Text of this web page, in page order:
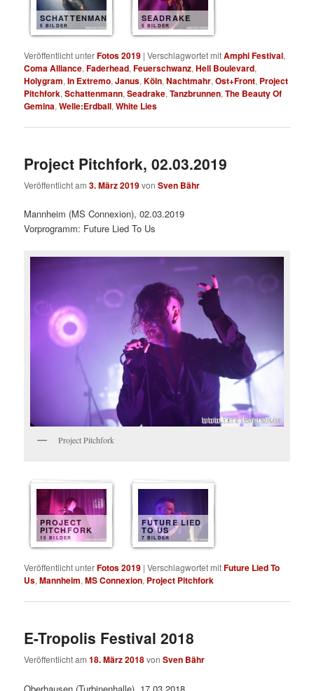
SCHATTENMANN
5 BILDER
SEADRAKE
5 BILDER
Veröffentlicht unterFotos 2019 |Verschlagwortet mitAmphi Festival,
Coma Alliance,Faderhead,Feuerschwanz,Hell Boulevard,
Holygram,In Extremo,Janus,Köln,Nachtmahr,Ost+Front, Project
Pitchfork,Schattenmann,Seadrake,Tanzbrunnen,The Beauty Of
Gemina,Welle:Erdball,White Lies
Project Pitchfork, 02.03.2019
Veröffentlicht am3. März 2019vonSven Bähr
Mannheim (MS Connexion), 02.03.2019
Vorprogramm: Future Lied To Us
Project Pitchfork
PROJECT
PITCHFORK
15 BILDER
FUTURE LIED
TO US
7 BILDER
Veröffentlicht unterFotos 2019 |Verschlagwortet mitFuture Lied To
Us,Mannheim,MS Connexion, Project Pitchfork
E-Tropolis Festival 2018
Veröffentlicht am18. März 2018vonSven Bähr
Oberhausen (Turbinenhalle), 17.03.2018